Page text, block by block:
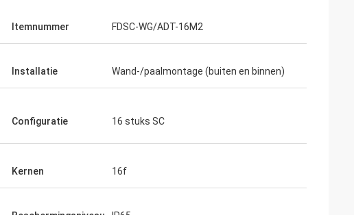
Itemnummer FDSC-WG/ADT-16M2
Installatie Wand-/paalmontage (buiten en binnen)
Configuratie 16 stuks SC
Kernen 16f